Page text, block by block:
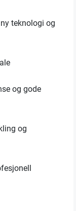
teknologi og
og gode
og